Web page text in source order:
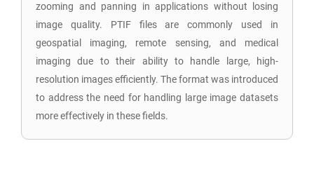
zooming and panning in applications without losing
image quality. PTIF files are commonly used in
geospatial imaging, remote sensing, and medical
imaging due to their ability to handle large, high-
resolution images efficiently. The format was introduced
to address the need for handling large image datasets
more effectively in these fields.